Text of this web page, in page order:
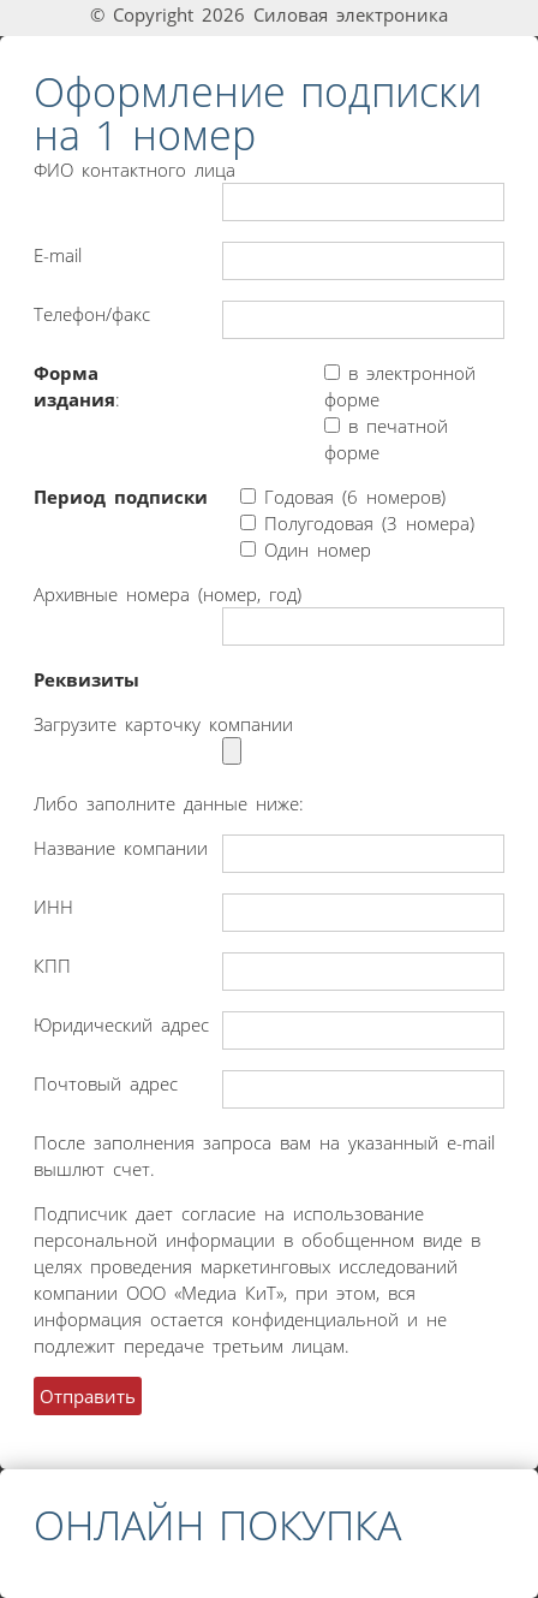
© Copyright 2026 Силовая электроника
Оформление подписки
на 1 номер
ФИО контактного лица
E-mail
Телефон/факс
Форма
издания:
в электронной
форме
в печатной
форме
Период подписки
Годовая (6 номеров)
Полугодовая (3 номера)
Один номер
Архивные номера (номер, год)
Реквизиты
Загрузите карточку компании
Либо заполните данные ниже:
Название компании
ИНН
КПП
Юридический адрес
Почтовый адрес
После заполнения запроса вам на указанный e-mail
вышлют счет.
Подписчик дает согласие на использование
персональной информации в обобщенном виде в
целях проведения маркетинговых исследований
компании ООО «Медиа КиТ», при этом, вся
информация остается конфиденциальной и не
подлежит передаче третьим лицам.
ОНЛАЙН ПОКУПКА